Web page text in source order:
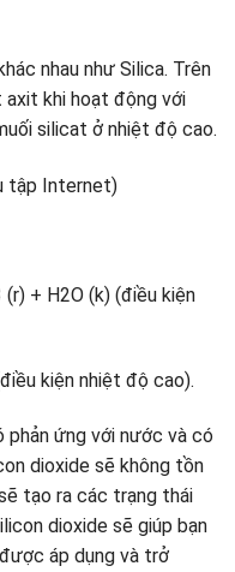
nhau như Silica. Trên
khi hoạt động với
silicat ở nhiệt độ cao.
+ H2O (k) (điều kiện
kiện nhiệt độ cao).
phản ứng với nước và có
dioxide sẽ không tồn
tạo ra các trạng thái
dioxide sẽ giúp bạn
áp dụng và trở